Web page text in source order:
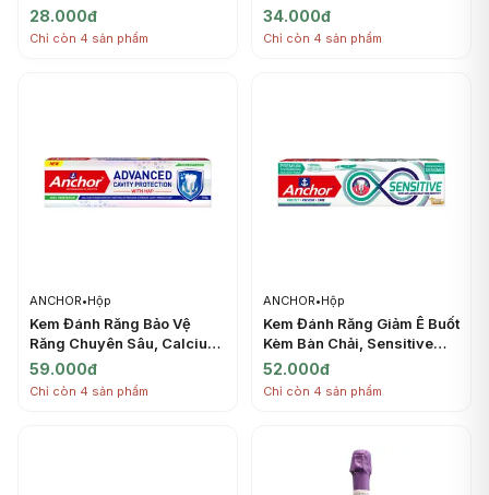
Kids Toothpaste, Bubble
Gum Flavor, Toothbrush
Included (50g) - ANCHOR
28.000đ
Chỉ còn 4 sản phẩm
Fresh Gel Toothpaste,
Toothbrush Included (150g)
34.000đ
Chỉ còn 4 sản phẩm
ANCHOR•Hộp
Kem Đánh Răng Bảo Vệ
Răng Chuyên Sâu, Calcium
Hydroxyapatite Toothpaste,
Advanced Cavity
Protection with HAP,
59.000đ
Chỉ còn 4 sản phẩm
ANCHOR•Hộp
Kem Đánh Răng Giảm Ê Buốt
Kèm Bàn Chải, Sensitive
Toothpaste, Toothbrush
Included (100g) - ANCHOR
52.000đ
Chỉ còn 4 sản phẩm